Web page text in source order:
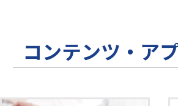
コンテンツ・ア